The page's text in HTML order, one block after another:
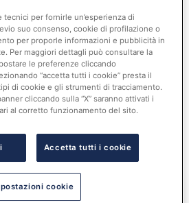
del Segretario comunale e il
organizzative, o se questi fondi
a limiti separati, la Corte dei
il “tetto di spesa” si applica a
al trattamento accessorio,
per il personale di comparto,
n. 195/2024 Corte dei Conti
per fornirle un’esperienza di
suo consenso, cookie di profilazione o
per proporle informazioni e pubblicità in
Per maggiori dettagli può consultare la
le preferenze cliccando
“accetta tutti i cookie” presta il
di cookie e gli strumenti di tracciamento.
cliccando sulla “X” saranno attivati i
al corretto funzionamento del sito.
Accetta tutti i cookie
cookie